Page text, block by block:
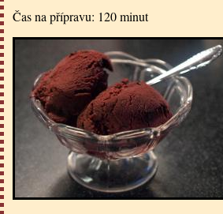
Čas na přípravu: 120 minut